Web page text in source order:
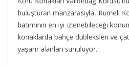
buluşturan manzarasıyla, Rumeli
batımının en iyi izlenebileceği
konaklarda bahçe dubleksleri ve
yaşam alanları sunuluyor.